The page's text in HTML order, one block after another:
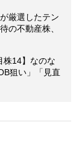
厳選したテン
の不動産株、
株14】なのな
狙い」「見直